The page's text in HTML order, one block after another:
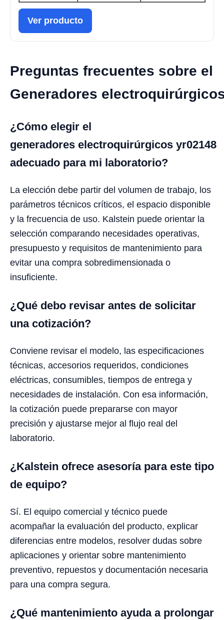
Ver producto
Preguntas frecuentes sobre el
Generadores
¿Cómo elegir el
generadores electroquirúrgicos yr02148
adecuado para mi laboratorio?
La elección debe partir del volumen de trabajo, los
parámetros técnicos críticos, el espacio disponible
y la frecuencia de uso. Kalstein puede orientar la
selección comparando necesidades operativas,
presupuesto y requisitos de mantenimiento para
evitar una compra sobredimensionada o
insuficiente.
¿Qué debo revisar antes de solicitar
una cotización?
Conviene revisar el modelo, las especificaciones
técnicas, accesorios requeridos, condiciones
eléctricas, consumibles, tiempos de entrega y
necesidades de instalación. Con esa información,
la cotización puede prepararse con mayor
precisión y ajustarse mejor al flujo real del
laboratorio.
¿Kalstein ofrece asesoría para este tipo
de equipo?
Sí. El equipo comercial y técnico puede
acompañar la evaluación del producto, explicar
diferencias entre modelos, resolver dudas sobre
aplicaciones y orientar sobre mantenimiento
preventivo, repuestos y documentación necesaria
para una compra segura.
¿Qué mantenimiento ayuda a prolongar